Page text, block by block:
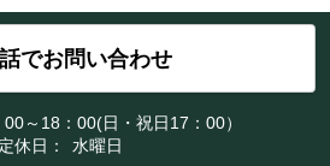
でお問い合わせ
00～18：00(日・祝日17：00）
定休日：
水曜日